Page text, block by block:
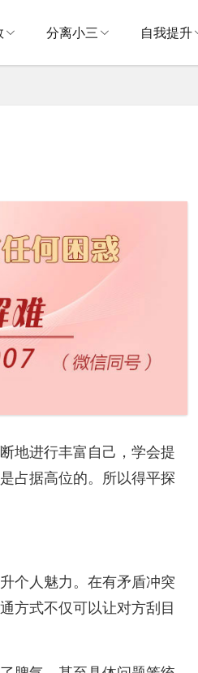
分离小三 自我提升
地进行丰富自己，学会提
占据高位的。所以得平探
个人魅力。在有矛盾冲突
方式不仅可以让对方刮目